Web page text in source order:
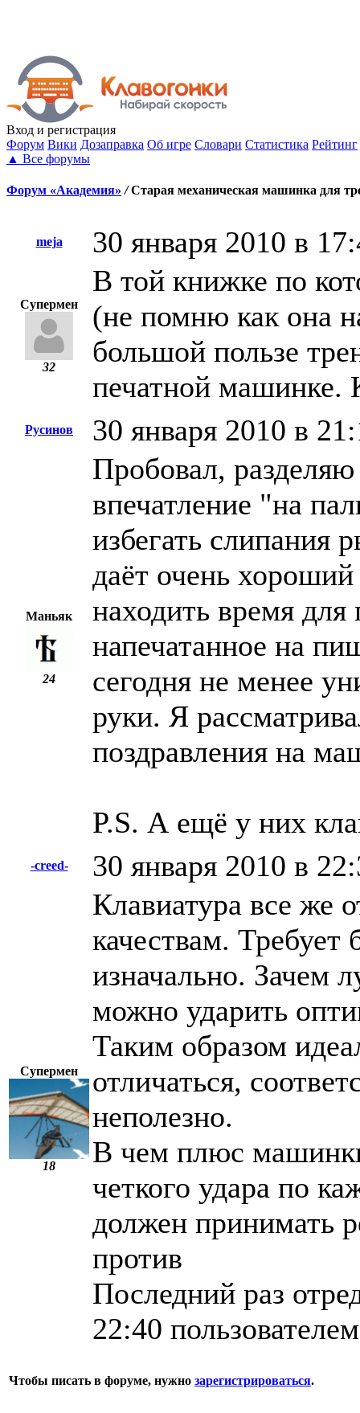
Вход и регистрация
Форум Вики Дозаправка Об игре Словари Статистика Рейтинг
▲ Все форумы
Форум «Академия» / Старая механическая машинка для
meja 30 января 2010 в
Супермен
32
В той книжке по
(не помню как она
большой пользе
печатной машинке.
Русинов 30 января 2010 в
Маньяк
24
Пробовал,
впечатление "на
избегать слипания
даёт очень
находить время
напечатанное на
сегодня не менее
руки. Я
поздравления на
P.S. А ещё у них
-creed- 30 января 2010 в
Супермен
18
Клавиатура все же
качествам. Требует
изначально. Зачем
можно ударить
Таким образом
отличаться,
неполезно.
В чем плюс
четкого удара по
должен принимать
против
Последний раз
22:40
Чтобы писать в форуме, нужно зарегистрироваться.